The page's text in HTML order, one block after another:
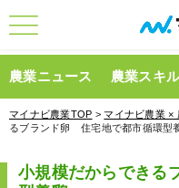
農業ニュース 農業スキ
マイナビ農業TOP >マイナビ農業 ×
るブランド卵 住宅地で都市循環型
小規模だからできる